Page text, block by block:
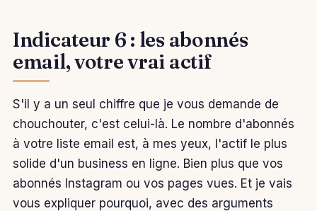
Indicateur 6 : les abonnés
email, votre vrai actif
S'il y a un seul chiffre que je vous demande de
chouchouter, c'est celui-là. Le nombre d'abonnés
à votre liste email est, à mes yeux, l'actif le plus
solide d'un business en ligne. Bien plus que vos
abonnés Instagram ou vos pages vues. Et je vais
vous expliquer pourquoi, avec des arguments